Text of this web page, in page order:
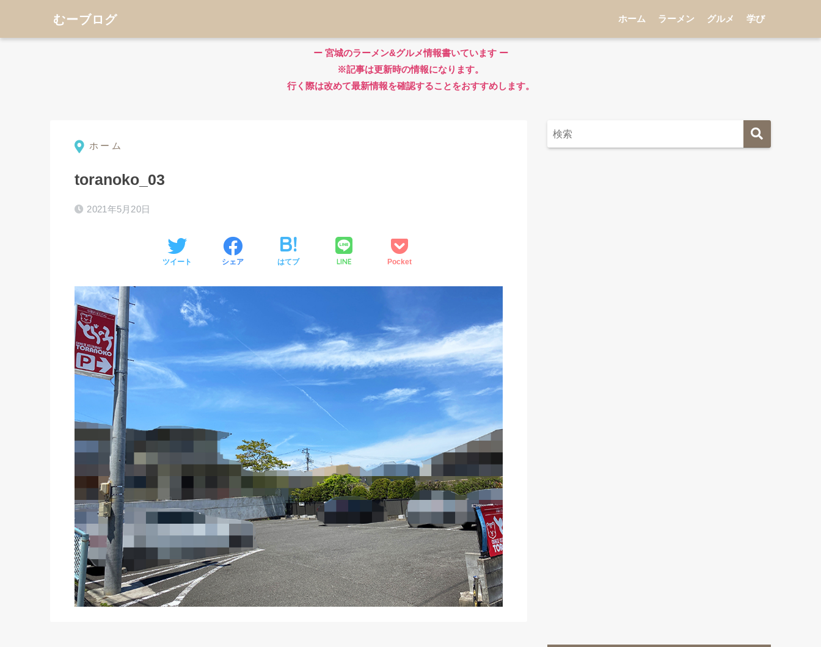
むーブログ ホーム ラーメン グルメ 学び
ー 宮城のラーメン&グルメ情報書いています ー
※記事は更新時の情報になります。
行く際は改めて最新情報を確認することをおすすめします。
ホーム
toranoko_03
2021年5月20日
ツイート シェア はてブ LINE Pocket